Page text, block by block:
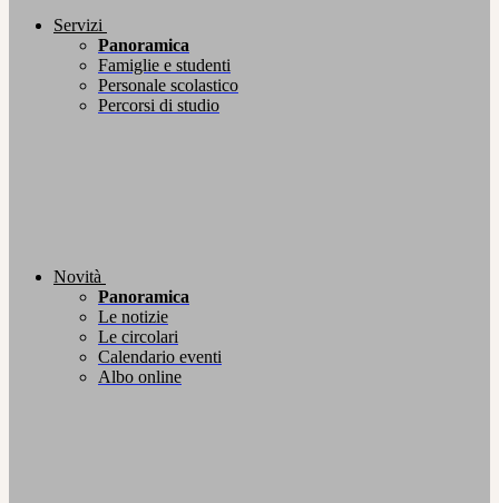
Servizi
Panoramica
Famiglie e studenti
Personale scolastico
Percorsi di studio
Novità
Panoramica
Le notizie
Le circolari
Calendario eventi
Albo online